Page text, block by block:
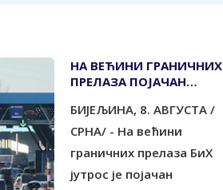
НА ВЕЋИНИ ГРАНИЧНИХ
ПРЕЛАЗА ПОЈАЧАН
БИЈЕЉИНА, 8. АВГУСТА /
СРНА/ - На већини
граничних прелаза БиХ
јутрос је појачан